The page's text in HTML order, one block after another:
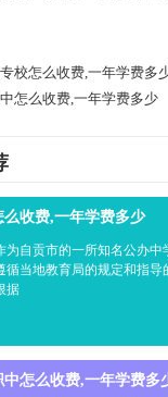
校怎么收费,一年学费多
怎么收费,一年学费多少
么收费,一年学费多少
为自贡市的一所知名公办中
循当地教育局的规定和指导
据
中怎么收费,一年学费多